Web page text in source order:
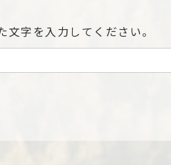
文字を入力してください。